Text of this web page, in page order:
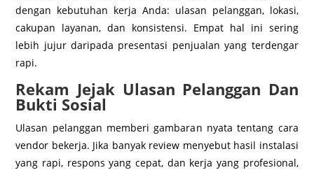
dengan kebutuhan kerja Anda: ulasan pelanggan, lokasi,
cakupan layanan, dan konsistensi. Empat hal ini sering
lebih jujur daripada presentasi penjualan yang terdengar
rapi.
Rekam Jejak Ulasan Pelanggan Dan
Bukti Sosial
Ulasan pelanggan memberi gambaran nyata tentang cara
vendor bekerja. Jika banyak review menyebut hasil instalasi
yang rapi, respons yang cepat, dan kerja yang profesional,